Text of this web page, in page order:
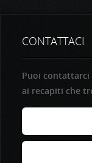
CONTATTACI
Puoi contattarci
ai recapiti che